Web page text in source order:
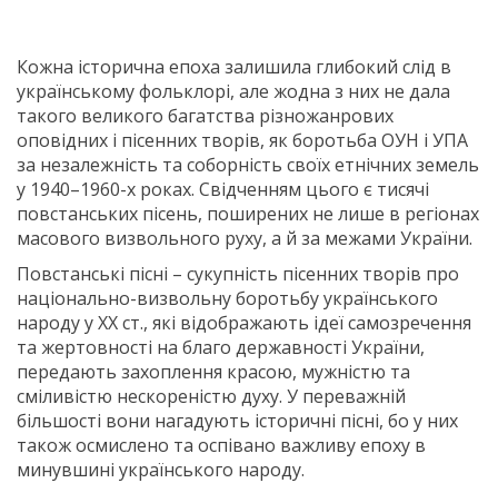
Кожна історична епоха залишила глибокий слід в
українському фольклорі, але жодна з них не дала
такого великого багатства різножанрових
оповідних і пісенних творів, як боротьба ОУН і УПА
за незалежність та соборність своїх етнічних земель
у 1940–1960-х роках. Свідченням цього є тисячі
повстанських пісень, поширених не лише в регіонах
масового визвольного руху, а й за межами України.
Повстанські пісні – сукупність пісенних творів про
національно-визвольну боротьбу українського
народу у ХХ ст., які відображають ідеї самозречення
та жертовності на благо державності України,
передають захоплення красою, мужністю та
сміливістю нескореністю духу. У переважній
більшості вони нагадують історичні пісні, бо у них
також осмислено та оспівано важливу епоху в
минувшині українського народу.